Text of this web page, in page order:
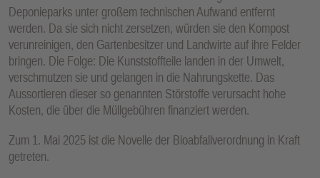
Deponieparks unter großem technischen Aufwand entfernt
werden. Da sie sich nicht zersetzen, würden sie den Kompost
verunreinigen, den Gartenbesitzer und Landwirte auf ihre Felder
bringen. Die Folge: Die Kunststoffteile landen in der Umwelt,
verschmutzen sie und gelangen in die Nahrungskette. Das
Aussortieren dieser so genannten Störstoffe verursacht hohe
Kosten, die über die Müllgebühren finanziert werden.
Zum 1. Mai 2025 ist die Novelle der Bioabfallverordnung in Kraft
getreten.